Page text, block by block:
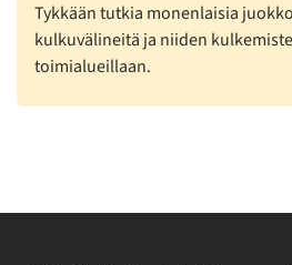
Tykkään tutkia monenlaisia
kulkuvälineitä ja niiden
toimialueillaan.